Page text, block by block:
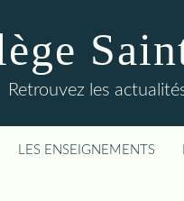
Retrouvez les
LES ENSEIGNEMENTS